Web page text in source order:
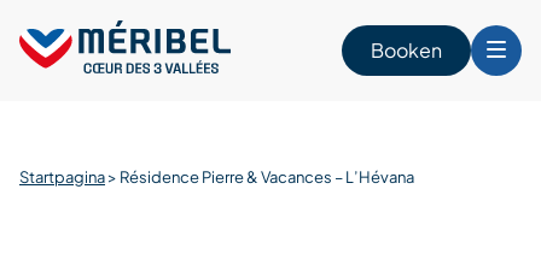
content
Booken
Startpagina> Résidence Pierre & Vacances – L’Hévana